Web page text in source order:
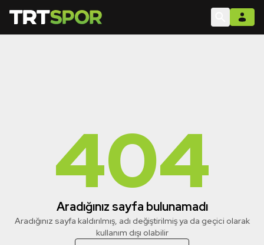
404
Aradığınız sayfa bulunamadı
Aradığınız sayfa kaldırılmış, adı değiştirilmiş ya da geçici olarak
kullanım dışı olabilir